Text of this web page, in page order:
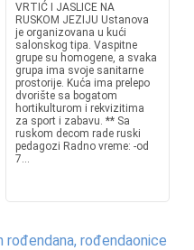
VRTIĆ I JASLICE NA
RUSKOM JEZIJU Ustanova
je organizovana u kući
salonskog tipa. Vaspitne
grupe su homogene, a svaka
grupa ima svoje sanitarne
prostorije. Kuća ima prelepo
dvorište sa bogatom
hortikulturom i rekvizitima
za sport i zabavu. ** Sa
ruskom decom rade ruski
pedagozi Radno vreme: -od
7...
rođendana, rođendaonice